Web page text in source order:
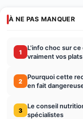
À NE PAS MANQUER
1
L'info choc sur
vraiment vos plats
2
Pourquoi cette
en fait
3
Le conseil
spécialistes